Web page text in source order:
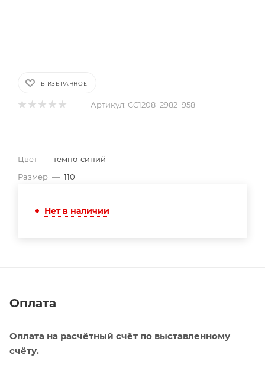
В ИЗБРАННОЕ
Артикул: CC1208_2982_958
Цвет — темно-синий
Размер — 110
Нет в наличии
Оплата
Оплата на расчётный счёт по выставленному
счёту.